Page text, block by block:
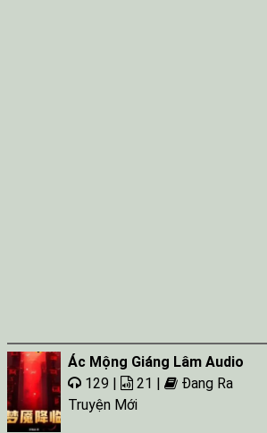
Ác Mộng Giáng Lâm Audio
129 |
21 |
Đang Ra
Truyện Mới